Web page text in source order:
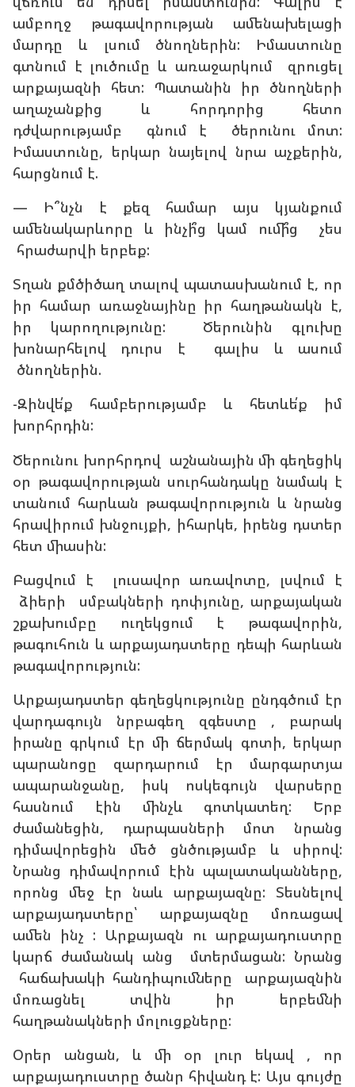
ամբողջ թագավորության ամենախելացի
մարդը և լսում ծնողներին: Իմաստունը
գտնում է լուծումը և առաջարկում զրուցել
արքայազնի հետ: Պատանին իր ծնողների
աղաչանքից և հորդորից հետո
դժվարությամբ գնում է ծերունու մոտ:
Իմաստունը, երկար նայելով նրա աչքերին,
հարցնում է.
— Ի՞նչն է քեզ համար այս կյանքում
ամենակարևորը և ինչի՞ց կամ ումի՞ց չես
հրաժարվի երբեք:
Տղան քմծիծաղ տալով պատասխանում է, որ
իր համար առաջնայինը իր հաղթանակն է,
իր կարողությունը: Ծերունին գլուխը
խոնարհելով դուրս է գալիս և ասում
ծնողներին.
-Զինվե՛ք համբերությամբ և հետևե՛ք իմ
խորհրդին:
Ծերունու խորհրդով աշնանային մի գեղեցիկ
օր թագավորության սուրհանդակը նամակ է
տանում հարևան թագավորություն և նրանց
հրավիրում խնջույքի, իհարկե, իրենց դստեր
հետ միասին:
Բացվում է լուսավոր առավոտը, լսվում է
ձիերի սմբակների դոփյունը, արքայական
շքախումբը ուղեկցում է թագավորին,
թագուհուն և արքայադստերը դեպի հարևան
թագավորություն:
Արքայադստեր գեղեցկությունը ընդգծում էր
վարդագույն նրբագեղ զգեստը , բարակ
իրանը գրկում էր մի ճերմակ գոտի, երկար
պարանոցը զարդարում էր մարգարտյա
ապարանջանը, իսկ ոսկեգույն վարսերը
հասնում էին մինչև գոտկատեղ: Երբ
ժամանեցին, դարպասների մոտ նրանց
դիմավորեցին մեծ ցնծությամբ և սիրով:
Նրանց դիմավորում էին պալատականները,
որոնց մեջ էր նաև արքայազնը: Տեսնելով
արքայադստերը՝ արքայազնը մոռացավ
ամեն ինչ : Արքայազն ու արքայադուստրը
կարճ ժամանակ անց մտերմացան: Նրանց
հաճախակի հանդիպումները արքայազնին
մոռացնել տվին իր երբեմնի
հաղթանակների մոլուցքները:
Օրեր անցան, և մի օր լուր եկավ , որ
արքայադուստրը ծանր հիվանդ է: Այս գույժը